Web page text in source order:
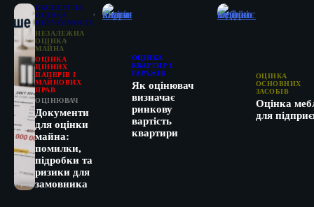
ЕКСПЕРТНА
ОЦІНКА
НЕРУХОМОСТІ
НЕЗАЛЕЖНА
ОЦІНКА
МАЙНА
ОЦІНКА
ЦІННИХ
ПАПЕРІВ І
МАЙНОВИХ
ПРАВ
ОЦІНЮВАЧ
Документи
для оцінки
майна:
помилки,
підробки та
ризики для
замовника
ОЦІНКА
КВАРТИР І
ГАРАЖІВ
Як оцінювач
визначає
ринкову
вартість
квартири
ОЦІНКА
ОСНОВНИХ
ЗАСОБІВ
Оцінка
для